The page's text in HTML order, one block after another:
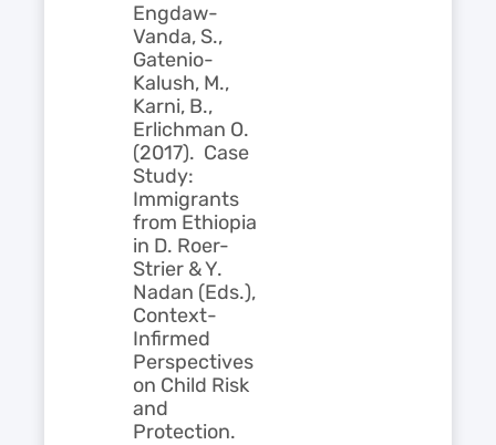
Engdaw-
Vanda, S.,
Gatenio-
Kalush, M.,
Karni, B.,
Erlichman O.
(2017). Case
Study:
Immigrants
from Ethiopia
in D. Roer-
Strier & Y.
Nadan (Eds.),
Context-
Infirmed
Perspectives
on Child Risk
and
Protection.